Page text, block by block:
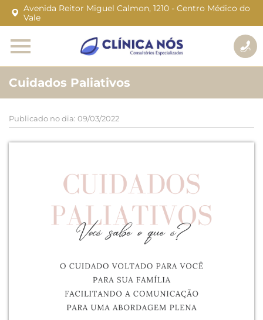
Avenida Reitor Miguel Calmon, 1210 - Centro Médico do
Vale
Cuidados Paliativos
Publicado no dia: 09/03/2022